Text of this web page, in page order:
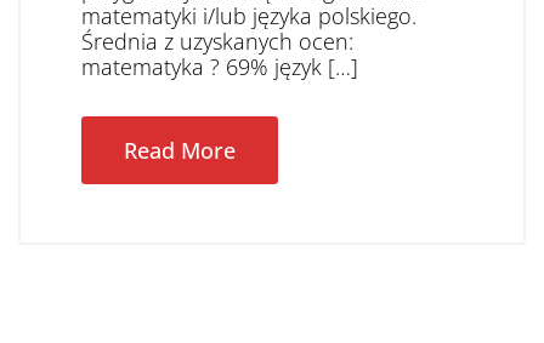
matematyki i/lub języka polskiego.
Średnia z uzyskanych ocen:
matematyka ? 69% język […]
Read More